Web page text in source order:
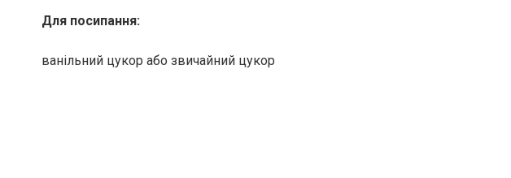
Для посипання:
ванільний цукор або звичайний цукор